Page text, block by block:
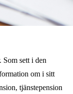
Som sett i den
om i sitt
tjänstepension